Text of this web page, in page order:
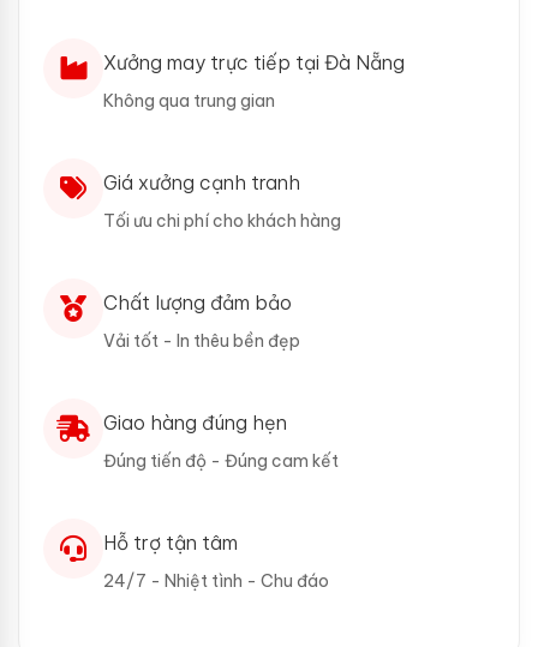
Xưởng may trực tiếp tại Đà Nẵng
Không qua trung gian
Giá xưởng cạnh tranh
Tối ưu chi phí cho khách hàng
Chất lượng đảm bảo
Vải tốt - In thêu bền đẹp
Giao hàng đúng hẹn
Đúng tiến độ - Đúng cam kết
Hỗ trợ tận tâm
24/7 - Nhiệt tình - Chu đáo